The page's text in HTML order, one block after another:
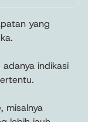
yang
indikasi
misalnya